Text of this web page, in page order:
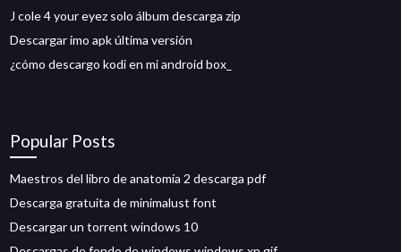
J cole 4 your eyez solo álbum descarga zip
Descargar imo apk última versión
¿cómo descargo kodi en mi android box_
Popular Posts
Maestros del libro de anatomía 2 descarga pdf
Descarga gratuita de minimalust font
Descargar un torrent windows 10